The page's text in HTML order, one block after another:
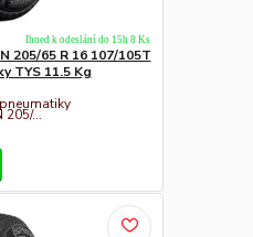
205/65 R 16 107/105T
TYS 11.5 Kg
205/...
Ihned k odeslání do 15h 8 Ks